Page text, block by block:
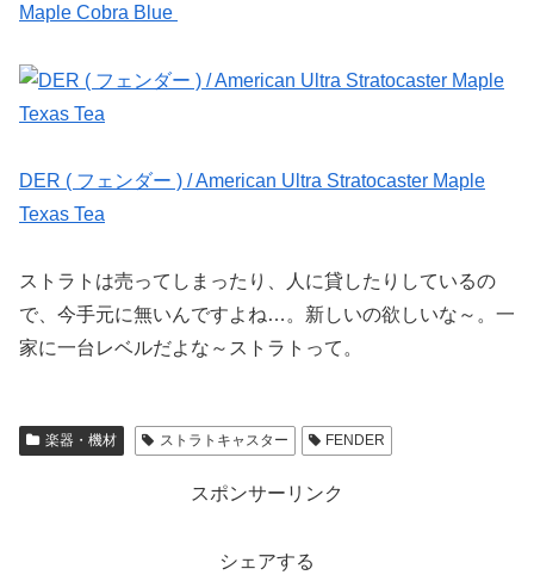
Maple Cobra Blue
DER ( フェンダー ) / American Ultra Stratocaster Maple
Texas Tea
ストラトは売ってしまったり、人に貸したりしているの
で、今手元に無いんですよね…。新しいの欲しいな～。一
家に一台レベルだよな～ストラトって。
楽器・機材 ストラトキャスター FENDER
スポンサーリンク
シェアする